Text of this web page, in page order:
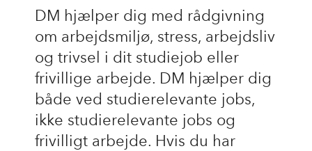
DM hjælper dig med rådgivning
om arbejdsmiljø, stress, arbejdsliv
og trivsel i dit studiejob eller
frivillige arbejde. DM hjælper dig
både ved studierelevante jobs,
ikke studierelevante jobs og
frivilligt arbejde. Hvis du har